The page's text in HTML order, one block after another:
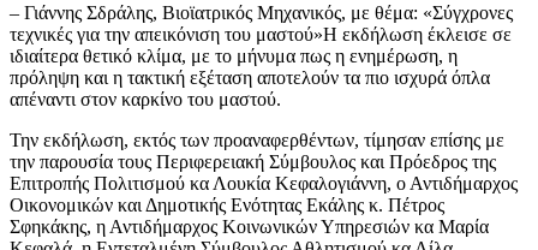
– Γιάννης Σδράλης, Βιοϊατρικός Μηχανικός, με θέμα: «Σύγχρονες
τεχνικές για την απεικόνιση του μαστού»Η εκδήλωση έκλεισε σε
ιδιαίτερα θετικό κλίμα, με το μήνυμα πως η ενημέρωση, η
πρόληψη και η τακτική εξέταση αποτελούν τα πιο ισχυρά όπλα
απέναντι στον καρκίνο του μαστού.
Την εκδήλωση, εκτός των προαναφερθέντων, τίμησαν επίσης με
την παρουσία τους Περιφερειακή Σύμβουλος και Πρόεδρος της
Επιτροπής Πολιτισμού κα Λουκία Κεφαλογιάννη, ο Αντιδήμαρχος
Οικονομικών και Δημοτικής Ενότητας Εκάλης κ. Πέτρος
Σφηκάκης, η Αντιδήμαρχος Κοινωνικών Υπηρεσιών κα Μαρία